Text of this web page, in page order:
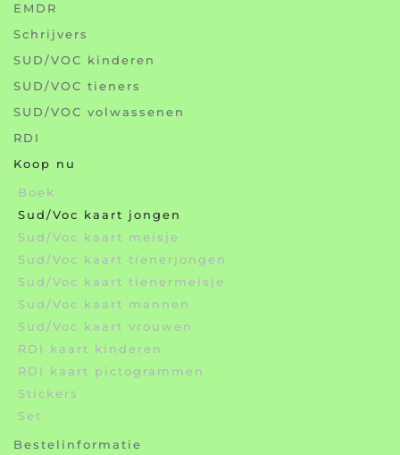
EMDR
Schrijvers
SUD/VOC kinderen
SUD/VOC tieners
SUD/VOC volwassenen
RDI
Koop nu
Boek
Sud/Voc kaart jongen
Sud/Voc kaart meisje
Sud/Voc kaart tienerjongen
Sud/Voc kaart tienermeisje
Sud/Voc kaart mannen
Sud/Voc kaart vrouwen
RDI kaart kinderen
RDI kaart pictogrammen
Stickers
Set
Bestelinformatie